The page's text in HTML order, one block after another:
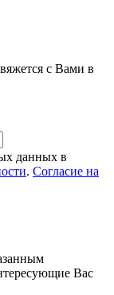
с Вами в
данных в
. Согласие на
Вас